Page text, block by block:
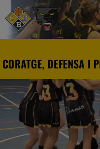
CORATGE, DEFENSA I